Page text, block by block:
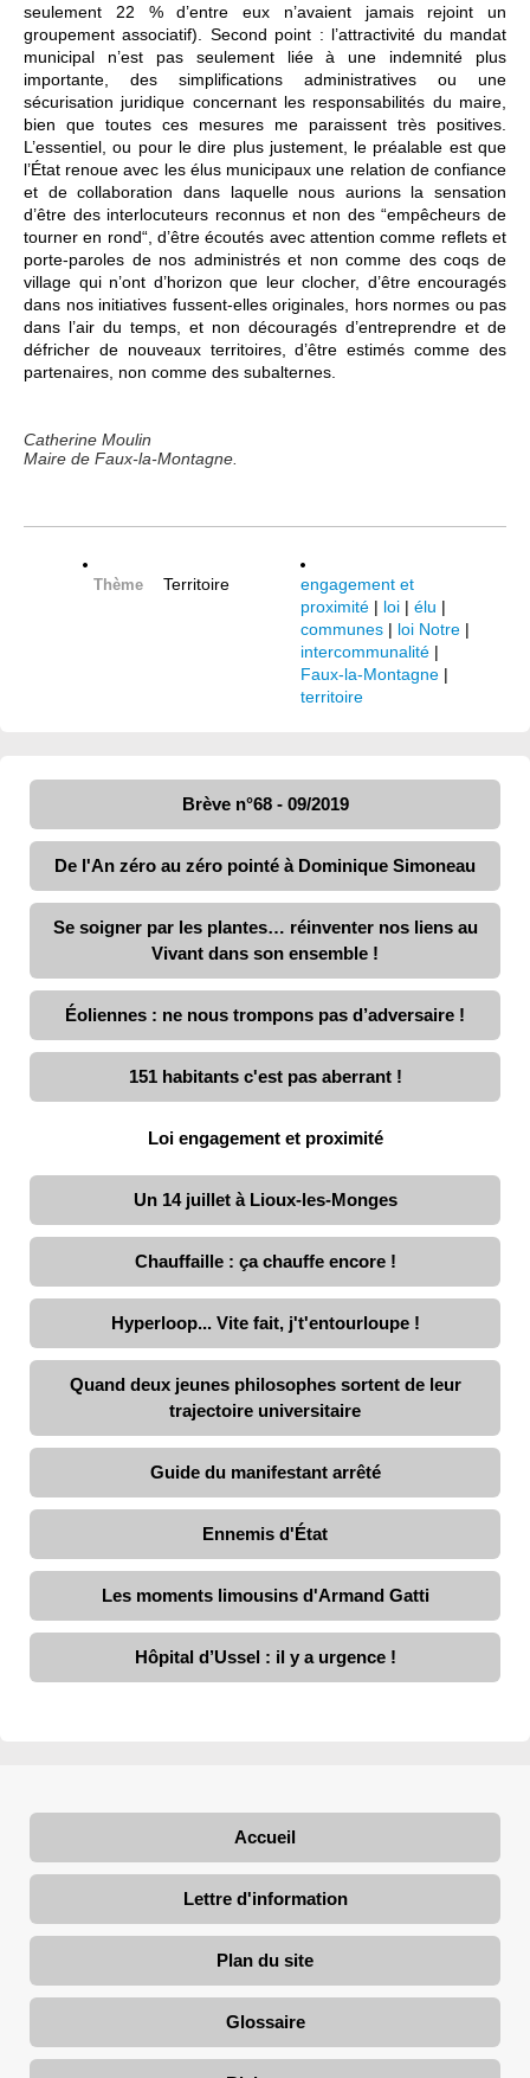
seulement 22 % d’entre eux n’avaient jamais rejoint un
groupement associatif). Second point : l’attractivité du mandat
municipal n’est pas seulement liée à une indemnité plus
importante, des simplifications administratives ou une
sécurisation juridique concernant les responsabilités du maire,
bien que toutes ces mesures me paraissent très positives.
L’essentiel, ou pour le dire plus justement, le préalable est que
l’État renoue avec les élus municipaux une relation de confiance
et de collaboration dans laquelle nous aurions la sensation
d’être des interlocuteurs reconnus et non des “empêcheurs de
tourner en rond“, d’être écoutés avec attention comme reflets et
porte-paroles de nos administrés et non comme des coqs de
village qui n’ont d’horizon que leur clocher, d’être encouragés
dans nos initiatives fussent-elles originales, hors normes ou pas
dans l’air du temps, et non découragés d’entreprendre et de
défricher de nouveaux territoires, d’être estimés comme des
partenaires, non comme des subalternes.
Catherine Moulin
Maire de Faux-la-Montagne.
Thème Territoire
engagement et
proximité | loi | élu |
communes | loi Notre |
intercommunalité |
Faux-la-Montagne |
territoire
Brève n°68 - 09/2019
De l'An zéro au zéro pointé à Dominique Simoneau
Se soigner par les plantes… réinventer nos liens au
Vivant dans son ensemble !
Éoliennes : ne nous trompons pas d’adversaire !
151 habitants c'est pas aberrant !
Loi engagement et proximité
Un 14 juillet à Lioux-les-Monges
Chauffaille : ça chauffe encore !
Hyperloop... Vite fait, j't'entourloupe !
Quand deux jeunes philosophes sortent de leur
trajectoire universitaire
Guide du manifestant arrêté
Ennemis d'État
Les moments limousins d'Armand Gatti
Hôpital d’Ussel : il y a urgence !
Accueil
Lettre d'information
Plan du site
Glossaire